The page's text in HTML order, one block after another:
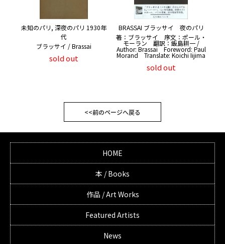
未知のパリ, 深夜のパリ 1930年
代
ブラッサイ / Brassai
sold out
BRASSAI ブラッサイ 夜のパリ
著：ブラッサイ 序文：ポール・
モーラン 翻訳：飯島耕一 /
Author: Brassai Foreword: Paul
Morand Translate: Koichi Iijima
sold out
<<前のページへ戻る
HOME
本 / Books
作品 / Art Works
Featured Artists
News